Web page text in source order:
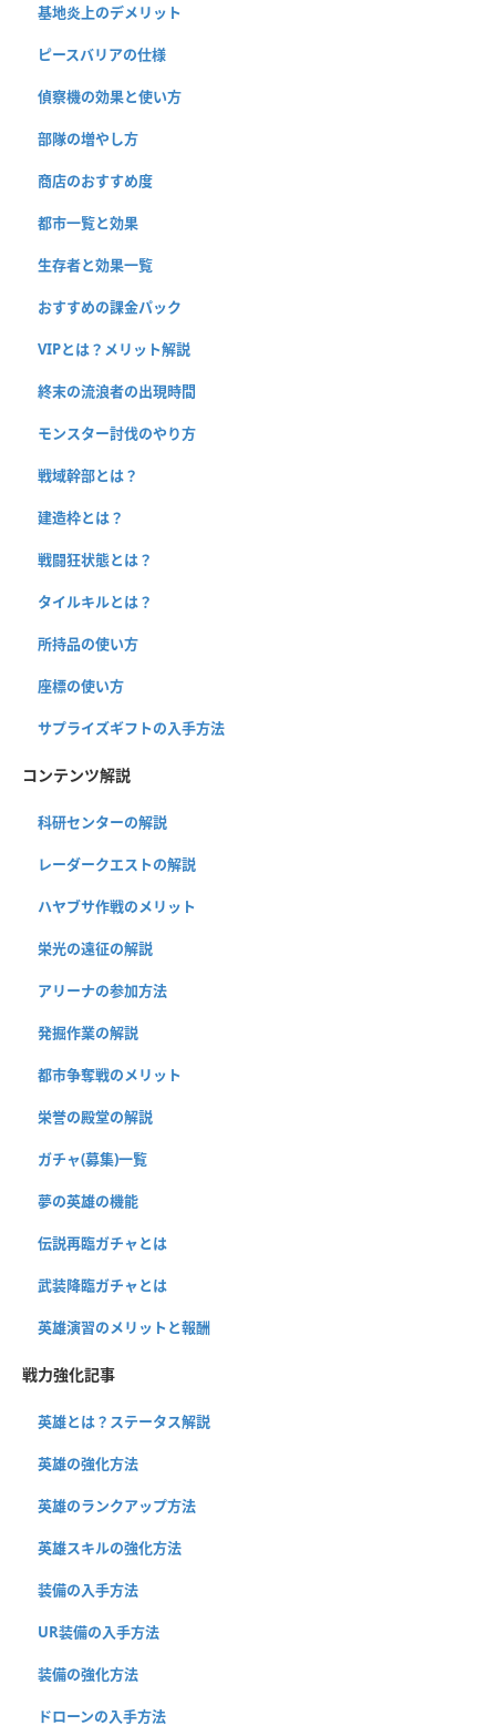
基地炎上のデメリット
ピースバリアの仕様
偵察機の効果と使い方
部隊の増やし方
商店のおすすめ度
都市一覧と効果
生存者と効果一覧
おすすめの課金パック
VIPとは？メリット解説
終末の流浪者の出現時間
モンスター討伐のやり方
戦域幹部とは？
建造枠とは？
戦闘狂状態とは？
タイルキルとは？
所持品の使い方
座標の使い方
サプライズギフトの入手方法
コンテンツ解説
科研センターの解説
レーダークエストの解説
ハヤブサ作戦のメリット
栄光の遠征の解説
アリーナの参加方法
発掘作業の解説
都市争奪戦のメリット
栄誉の殿堂の解説
ガチャ(募集)一覧
夢の英雄の機能
伝説再臨ガチャとは
武装降臨ガチャとは
英雄演習のメリットと報酬
戦力強化記事
英雄とは？ステータス解説
英雄の強化方法
英雄のランクアップ方法
英雄スキルの強化方法
装備の入手方法
UR装備の入手方法
装備の強化方法
ドローンの入手方法